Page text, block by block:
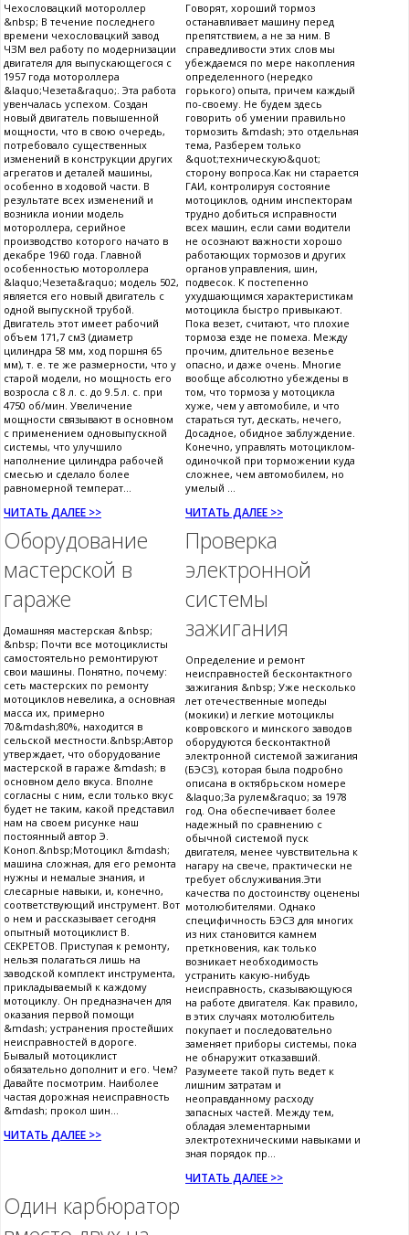
Чехословацкий мотороллер
&nbsp; В течение последнего
времени чехословацкий завод
ЧЗМ вел работу по модернизации
двигателя для выпускающегося с
1957 года мотороллера
&laquo;Чезета&raquo;. Эта работа
увенчалась успехом. Создан
новый двигатель повышенной
мощности, что в свою очередь,
потребовало существенных
изменений в конструкции других
агрегатов и деталей машины,
особенно в ходовой части. В
результате всех изменений и
возникла ионии модель
мотороллера, серийное
производство которого начато в
декабре 1960 года. Главной
особенностью мотороллера
&laquo;Чезета&raquo; модель 502,
является его новый двигатель с
одной выпускной трубой.
Двигатель этот имеет рабочий
объем 171,7 см3 (диаметр
цилиндра 58 мм, ход поршня 65
мм), т. е. те же размерности, что у
старой модели, но мощность его
возросла с 8 л. с. до 9.5 л. с. при
4750 об/мин. Увеличение
мощности связывают в основном
с применением одновыпускной
системы, что улучшило
наполнение цилиндра рабочей
смесью и сделало более
равномерной температ...
ЧИТАТЬ ДАЛЕЕ >>
Говорят, хороший тормоз
останавливает машину перед
препятствием, а не за ним. В
справедливости этих слов мы
убеждаемся по мере накопления
определенного (нередко
горького) опыта, причем каждый
по-своему. Не будем здесь
говорить об умении правильно
тормозить &mdash; это отдельная
тема, Разберем только
&quot;техническую&quot;
сторону вопроса.Как ни старается
ГАИ, контролируя состояние
мотоциклов, одним инспекторам
трудно добиться исправности
всех машин, если сами водители
не осознают важности хорошо
работающих тормозов и других
органов управления, шин,
подвесок. К постепенно
ухудшающимся характеристикам
мотоцикла быстро привыкают.
Пока везет, считают, что плохие
тормоза езде не помеха. Между
прочим, длительное везенье
опасно, и даже очень. Многие
вообще абсолютно убеждены в
том, что тормоза у мотоцикла
хуже, чем у автомобиле, и что
стараться тут, дескать, нечего,
Досадное, обидное заблуждение.
Конечно, управлять мотоциклом-
одиночкой при торможении куда
сложнее, чем автомобилем, но
умелый ...
ЧИТАТЬ ДАЛЕЕ >>
Оборудование
мастерской в
гараже
Домашняя мастерская &nbsp;
&nbsp; Почти все мотоциклисты
самостоятельно ремонтируют
свои машины. Понятно, почему:
сеть мастерских по ремонту
мотоциклов невелика, а основная
масса их, примерно
70&mdash;80%, находится в
сельской местности.&nbsp;Автор
утверждает, что оборудование
мастерской в гараже &mdash; в
основном дело вкуса. Вполне
согласны с ним, если только вкус
будет не таким, какой представил
нам на своем рисунке наш
постоянный автор Э.
Коноп.&nbsp;Мотоцикл &mdash;
машина сложная, для его ремонта
нужны и немалые знания, и
слесарные навыки, и, конечно,
соответствующий инструмент. Вот
о нем и рассказывает сегодня
опытный мотоциклист В.
СЕКРЕТОВ. Приступая к ремонту,
нельзя полагаться лишь на
заводской комплект инструмента,
прикладываемый к каждому
мотоциклу. Он предназначен для
оказания первой помощи
&mdash; устранения простейших
неисправностей в дороге.
Бывалый мотоциклист
обязательно дополнит и его. Чем?
Давайте посмотрим. Наиболее
частая дорожная неисправность
&mdash; прокол шин...
ЧИТАТЬ ДАЛЕЕ >>
Проверка
электронной
системы
зажигания
Определение и ремонт
неисправностей бесконтактного
зажигания &nbsp; Уже несколько
лет отечественные мопеды
(мокики) и легкие мотоциклы
ковровского и минского заводов
оборудуются бесконтактной
электронной системой зажигания
(БЭСЗ), которая была подробно
описана в октябрьском номере
&laquo;За рулем&raquo; за 1978
год. Она обеспечивает более
надежный по сравнению с
обычной системой пуск
двигателя, менее чувствительна к
нагару на свече, практически не
требует обслуживания.Эти
качества по достоинству оценены
мотолюбителями. Однако
специфичность БЭСЗ для многих
из них становится камнем
преткновения, как только
возникает необходимость
устранить какую-нибудь
неисправность, сказывающуюся
на работе двигателя. Как правило,
в этих случаях мотолюбитель
покупает и последовательно
заменяет приборы системы, пока
не обнаружит отказавший.
Разумеете такой путь ведет к
лишним затратам и
неоправданному расходу
запасных частей. Между тем,
обладая элементарными
электротехническими навыками и
зная порядок пр...
ЧИТАТЬ ДАЛЕЕ >>
Один карбюратор